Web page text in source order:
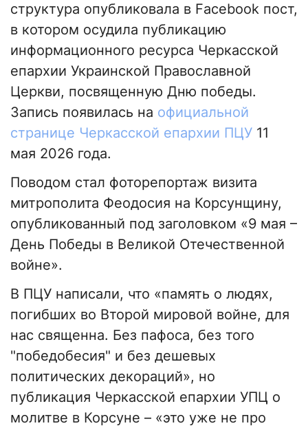
структура опубликовала в Facebook пост,
в котором осудила публикацию
информационного ресурса Черкасской
епархии Украинской Православной
Церкви, посвященную Дню победы.
Запись появилась на официальной
странице Черкасской епархии ПЦУ 11
мая 2026 года.
Поводом стал фоторепортаж визита
митрополита Феодосия на Корсунщину,
опубликованный под заголовком «9 мая –
День Победы в Великой Отечественной
войне».
В ПЦУ написали, что «память о людях,
погибших во Второй мировой войне, для
нас священна. Без пафоса, без того
"победобесия" и без дешевых
политических декораций», но
публикация Черкасской епархии УПЦ о
молитве в Корсуне – «это уже не про